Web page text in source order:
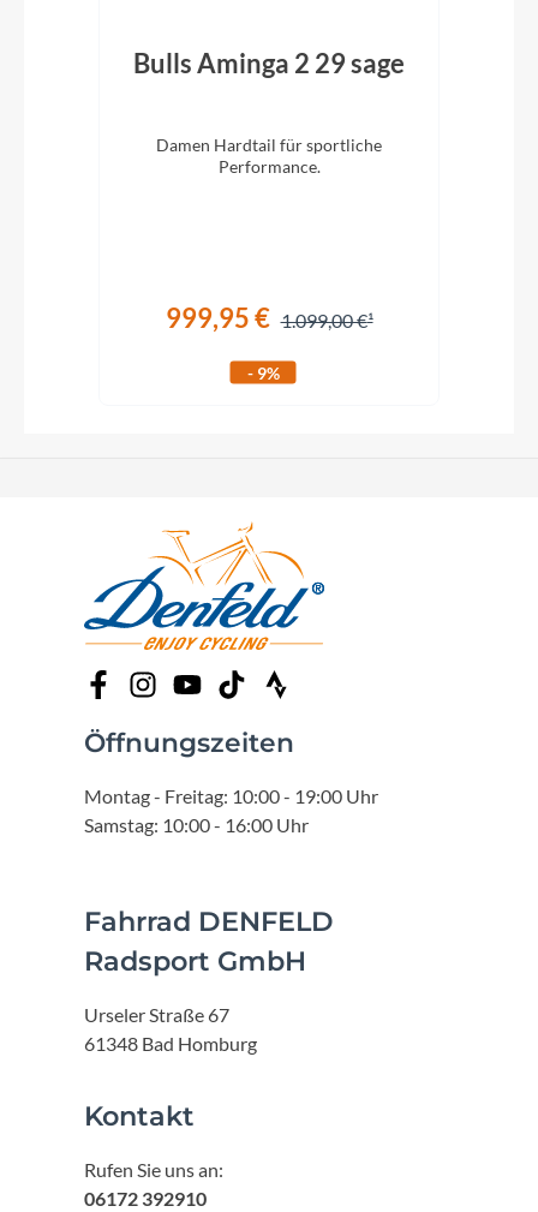
Bulls Aminga 2 29 sage
Damen Hardtail für sportliche
Performance.
999,95 € 1.099,00 €
- 9%
Öffnungszeiten
Montag - Freitag: 10:00 - 19:00 Uhr
Samstag: 10:00 - 16:00 Uhr
Fahrrad DENFELD
Radsport GmbH
Urseler Straße 67
61348 Bad Homburg
Kontakt
Rufen Sie uns an:
06172 392910